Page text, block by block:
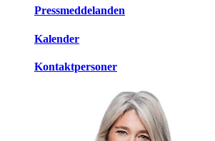
Pressmeddelanden
Kalender
Kontaktpersoner